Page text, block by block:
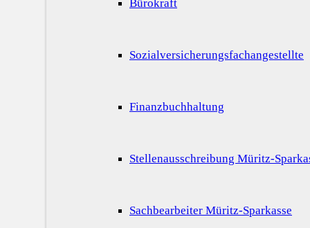
Bürokraft
Sozialversicherungsfachangestellte
Finanzbuchhaltung
Stellenausschreibung Müritz-
Sachbearbeiter Müritz-Sparkasse